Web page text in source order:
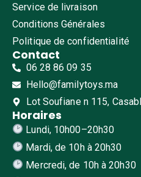
Service de livraison
Conditions Générales
Politique de confidentialité
Contact
06 28 86 09 35
Hello@familytoys.ma
Lot Soufiane n 115,
Horaires
Lundi, 10h00–20h30
Mardi, de 10h à 20h30
Mercredi, de 10h à 20h30